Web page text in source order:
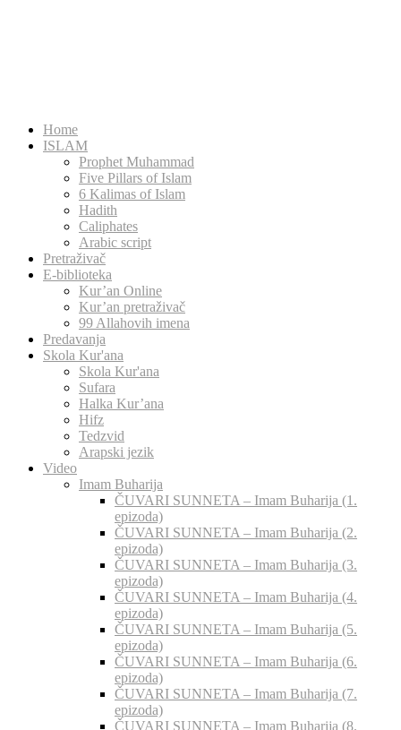
Home
ISLAM
Prophet Muhammad
Five Pillars of Islam
6 Kalimas of Islam
Hadith
Caliphates
Arabic script
Pretraživač
E-biblioteka
Kur’an Online
Kur’an pretraživač
99 Allahovih imena
Predavanja
Skola Kur'ana
Skola Kur'ana
Sufara
Halka Kur’ana
Hifz
Tedzvid
Arapski jezik
Video
Imam Buharija
ČUVARI SUNNETA – Imam Buharija (1.
epizoda)
ČUVARI SUNNETA – Imam Buharija (2.
epizoda)
ČUVARI SUNNETA – Imam Buharija (3.
epizoda)
ČUVARI SUNNETA – Imam Buharija (4.
epizoda)
ČUVARI SUNNETA – Imam Buharija (5.
epizoda)
ČUVARI SUNNETA – Imam Buharija (6.
epizoda)
ČUVARI SUNNETA – Imam Buharija (7.
epizoda)
ČUVARI SUNNETA – Imam Buharija (8.